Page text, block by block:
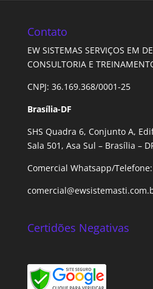
Contato
EW SISTEMAS SERVIÇOS EM
CONSULTORIA E
CNPJ: 36.169.368/0001-25
Brasília-DF
SHS Quadra 6, Conjunto A,
Sala 501, Asa Sul – Brasília –
Comercial Whatsapp/Telefone:
Certidões Negativas